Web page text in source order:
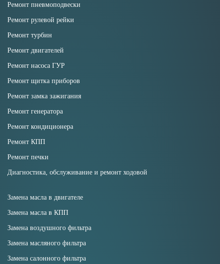
Ремонт пневмоподвески
Ремонт рулевой рейки
Ремонт турбин
Ремонт двигателей
Ремонт насоса ГУР
Ремонт щитка приборов
Ремонт замка зажигания
Ремонт генератора
Ремонт кондиционера
Ремонт КПП
Ремонт печки
Диагностика, обслуживание и ремонт ходовой
Замена масла в двигателе
Замена масла в КПП
Замена воздушного фильтра
Замена масляного фильтра
Замена салонного фильтра